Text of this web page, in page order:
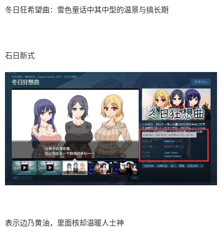
冬日狂希望曲：雪色童话中其中型的温景与搞长期
石日新式
表示边乃黄油，里面核却温暖人士神